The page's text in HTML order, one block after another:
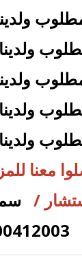
معنا
/